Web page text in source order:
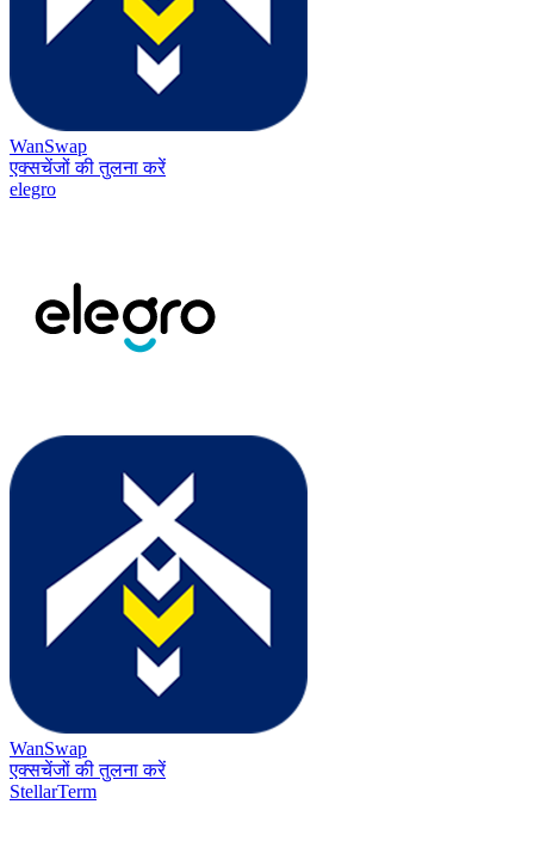
WanSwap
एक्सचेंजों की तुलना करें
elegro
WanSwap
एक्सचेंजों की तुलना करें
StellarTerm